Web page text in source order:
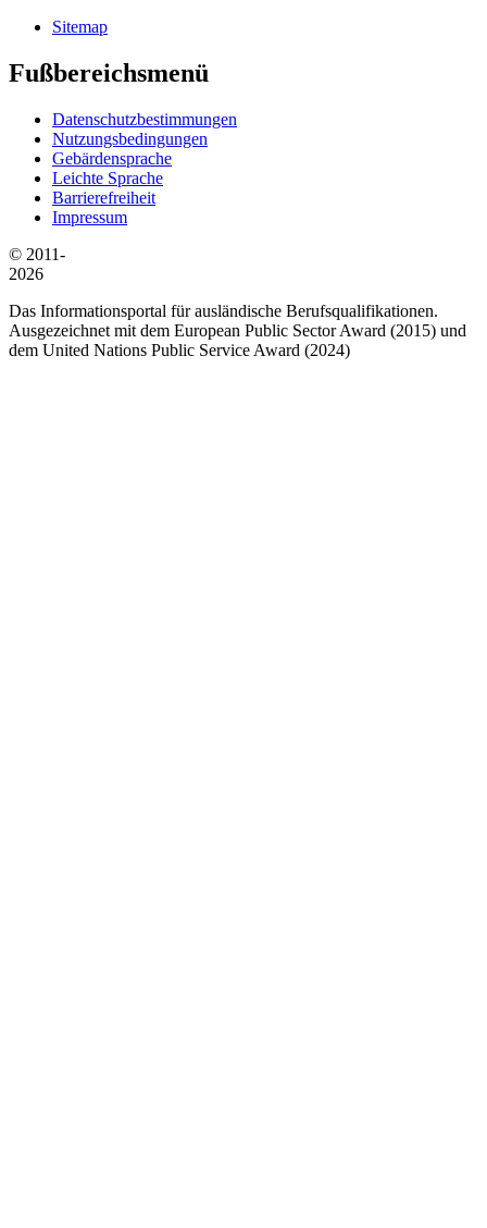
Sitemap
Fußbereichsmenü
Datenschutzbestimmungen
Nutzungsbedingungen
Gebärdensprache
Leichte Sprache
Barrierefreiheit
Impressum
© 2011-
2026
Das Informationsportal für ausländische Berufsqualifikationen.
Ausgezeichnet mit dem European Public Sector Award (2015) und
dem United Nations Public Service Award (2024)